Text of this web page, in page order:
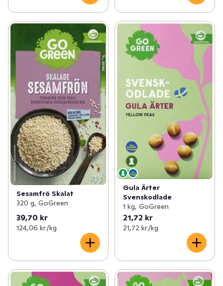
Sesamfrö Skalat
320 g, GoGreen
39,70 kr
124,06 kr /kg
Gula Ärter
Svenskodlade
1 kg, GoGreen
21,72 kr
21,72 kr /kg